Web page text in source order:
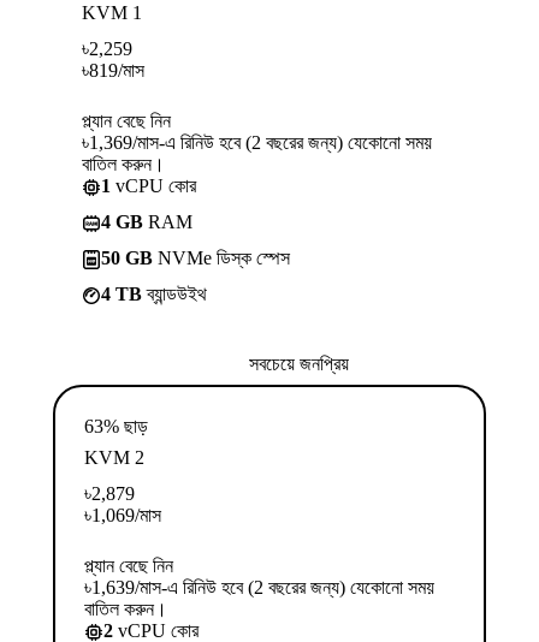
KVM 1
৳2,259
৳819/মাস
প্ল্যান বেছে নিন
৳1,369/মাস-এ রিনিউ হবে (2 বছরের জন্য) যেকোনো সময়
বাতিল করুন।
1 vCPU কোর
4 GB RAM
50 GB NVMe ডিস্ক স্পেস
4 TBব্যান্ডউইথ
সবচেয়ে জনপ্রিয়
63% ছাড়
KVM 2
৳2,879
৳1,069/মাস
প্ল্যান বেছে নিন
৳1,639/মাস-এ রিনিউ হবে (2 বছরের জন্য) যেকোনো সময়
বাতিল করুন।
2 vCPU কোর